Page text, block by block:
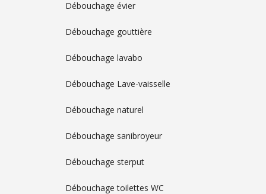
Débouchage évier
Débouchage gouttière
Débouchage lavabo
Débouchage Lave-vaisselle
Débouchage naturel
Débouchage sanibroyeur
Débouchage sterput
Débouchage toilettes WC